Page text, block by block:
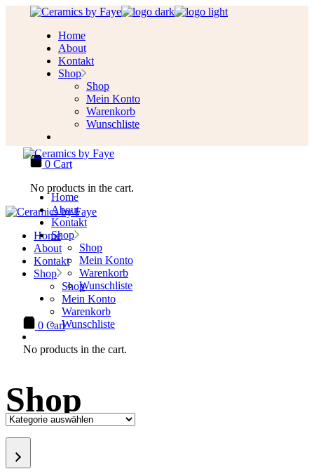
Home
About
Kontakt
Shop
Shop
Mein Konto
Warenkorb
Wunschliste
0 Cart
No products in the cart.
Home
About
Kontakt
Shop
Shop
Mein Konto
Warenkorb
Wunschliste
Home
About
Kontakt
Shop
Shop
Mein Konto
Warenkorb
Wunschliste
0 Cart
No products in the cart.
Shop
Kategorie